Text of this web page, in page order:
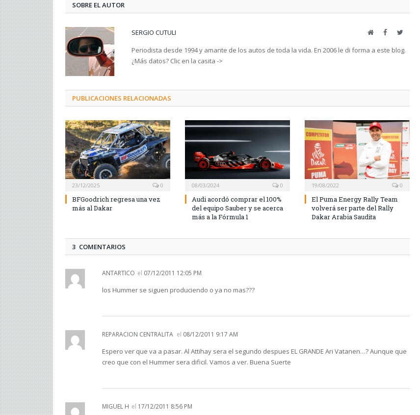
SOBRE EL AUTOR
SERGIO CUTULI Web FacebookTwitter
Periodista desde 1994 y amante de los autos de toda la vida. En 2006 le di forma a este blog.
¿Más datos? Clic en la casita ->
PUBLICACIONES RELACIONADAS
23/12/2025 0
BFGoodrich regresa una vez
más al Dakar
08/03/2024 0
Audi acordó comprar el 100%
del equipo Sauber y se acerca
más a la Fórmula 1
19/08/2022 0
El Puma Energy Rally Team
volverá ser parte del Rally
Dakar Arabia Saudita
3 COMENTARIOS
ANTARTICO el 07/12/2011 12:05 PM
los Hummer se siguen produciendo o ya no mas???
REPARACION CENTRALITA el 08/12/2011 9:17 AM
Espero ver que va a pasar. Al Attihay sera el segundo despues EL GRANDE Ari Vatanen…? Aunque que
creo que con el Hummer sera dificil. Vamos a ver. Buena Suerte
MIGUEL H el 17/12/2011 8:56 PM